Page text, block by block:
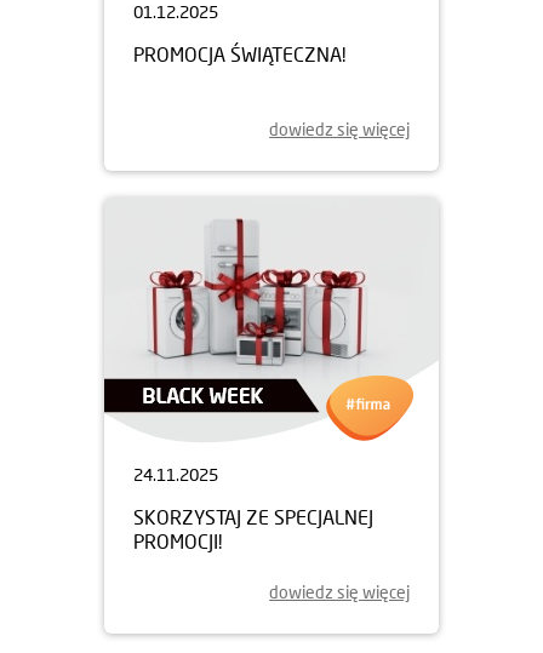
01.12.2025
PROMOCJA ŚWIĄTECZNA!
dowiedz się więcej
24.11.2025
SKORZYSTAJ ZE SPECJALNEJ
PROMOCJI!
dowiedz się więcej